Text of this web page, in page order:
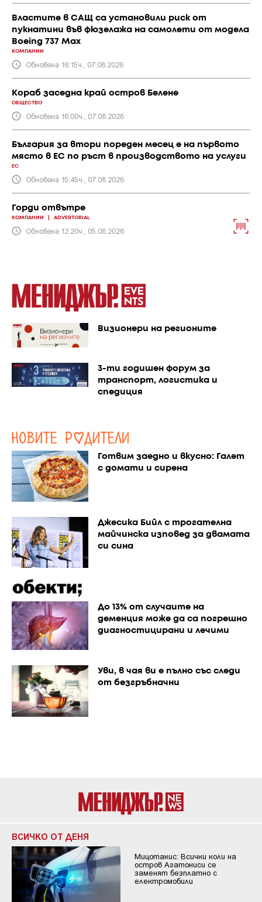
Властите в САЩ са установили риск от
пукнатини във фюзелажа на самолети от модела
Boeing 737 Max
КОМПАНИИ
Обновена 16:15ч., 07.08.2026
Кораб заседна край остров Белене
ОБЩЕСТВО
Обновена 16:00ч., 07.08.2026
България за втори пореден месец е на първото
място в ЕС по ръст в производството на услуги
ЕС
Обновена 15:45ч., 07.08.2026
Горди отвътре
КОМПАНИИ ADVERTORIAL
Обновена 12:20ч., 05.08.2026
Визионери на регионите
3-ти годишен форум за
транспорт, логистика и
спедиция
Готвим заедно и вкусно: Галет
с домати и сирена
Джесика Бийл с трогателна
майчинска изповед за двамата
си сина
До 13% от случаите на
деменция може да са погрешно
диагностицирани и лечими
Уви, в чая ви е пълно със следи
от безгръбначни
ВСИЧКО ОТ ДЕНЯ
Мицотакис: Всички коли на
остров Агатониси се
заменят безплатно с
електромобили